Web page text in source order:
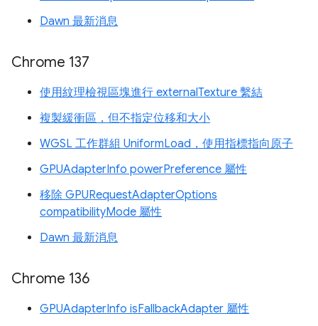
Dawn 最新消息
Chrome 137
使用紋理檢視區塊進行 externalTexture 繫結
複製緩衝區，但不指定位移和大小
WGSL 工作群組 UniformLoad，使用指標指向原子
GPUAdapterInfo powerPreference 屬性
移除 GPURequestAdapterOptions
compatibilityMode 屬性
Dawn 最新消息
Chrome 136
GPUAdapterInfo isFallbackAdapter 屬性